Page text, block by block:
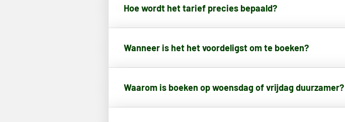
Hoe wordt het tarief precies bepaald?
Wanneer is het het voordeligst om te boeken?
Waarom is boeken op woensdag of vrijdag duurzamer?